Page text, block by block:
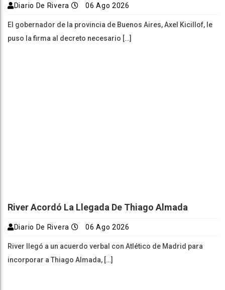
Diario De Rivera 06 Ago 2026
El gobernador de la provincia de Buenos Aires, Axel Kicillof, le
puso la firma al decreto necesario […]
River Acordó La Llegada De Thiago Almada
Diario De Rivera 06 Ago 2026
River llegó a un acuerdo verbal con Atlético de Madrid para
incorporar a Thiago Almada, […]